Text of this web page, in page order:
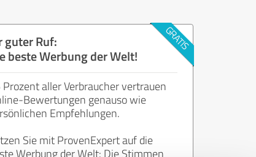
guter Ruf:
beste Werbung der Welt!
aller Verbraucher vertrauen
Bewertungen genauso wie
Empfehlungen.
Sie mit ProvenExpert auf die
Werbung der Welt: Die Stimmen